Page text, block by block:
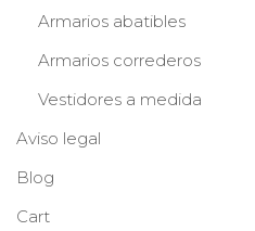
Armarios abatibles
Armarios correderos
Vestidores a medida
Aviso legal
Blog
Cart